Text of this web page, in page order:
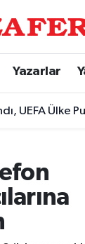
Yazarlar
Puanı Güncellendi!
ve